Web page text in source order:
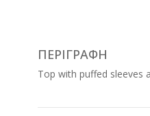
ΠΕΡΙΓΡΑΦΉ
Top with puffed sleeves